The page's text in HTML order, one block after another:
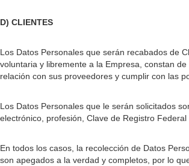
D) CLIENTES
Los Datos Personales que serán recabados de
voluntaria y libremente a la Empresa, constan
relación con sus proveedores y cumplir con las
Los Datos Personales que le serán solicitados
electrónico, profesión, Clave de Registro
En todos los casos, la recolección de Datos
son apegados a la verdad y completos, por lo